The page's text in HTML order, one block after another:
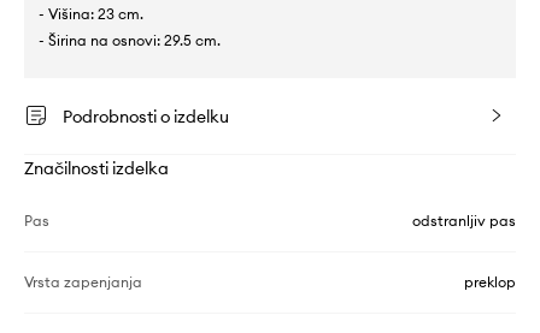
- Višina: 23 cm.
- Širina na osnovi: 29.5 cm.
Podrobnosti o izdelku
Značilnosti izdelka
Pas odstranljiv pas
Vrsta zapenjanja preklop